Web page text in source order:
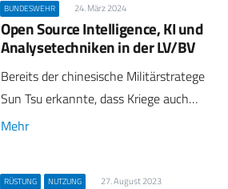
BUNDESWEHR 24. März 2024
Open Source Intelligence, KI und
Analysetechniken in der LV/BV
Bereits der chinesische Militärstratege
Sun Tsu erkannte, dass Kriege auch…
Mehr
RÜSTUNG NUTZUNG 27. August 2023